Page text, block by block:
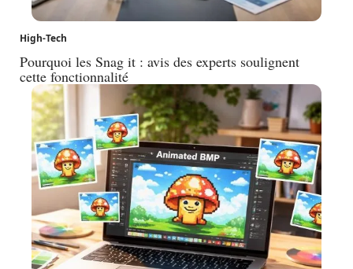
High-Tech
Pourquoi les Snag it : avis des experts soulignent
cette fonctionnalité